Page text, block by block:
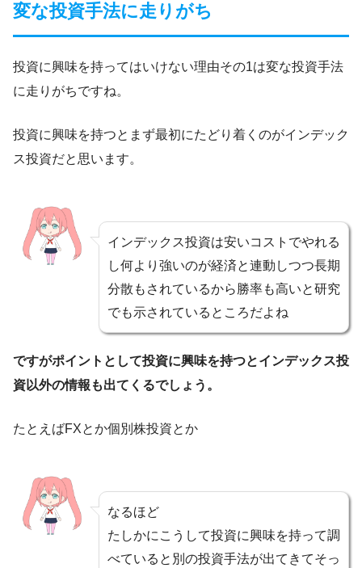
変な投資手法に走りがち
投資に興味を持ってはいけない理由その1は変な投資手法
に走りがちですね。
投資に興味を持つとまず最初にたどり着くのがインデック
ス投資だと思います。
インデックス投資は安いコストでやれる
し何より強いのが経済と連動しつつ長期
分散もされているから勝率も高いと研究
でも示されているところだよね
ですがポイントとして投資に興味を持つとインデックス投
資以外の情報も出てくるでしょう。
たとえばFXとか個別株投資とか
なるほど
たしかにこうして投資に興味を持って調
べていると別の投資手法が出てきてそっ